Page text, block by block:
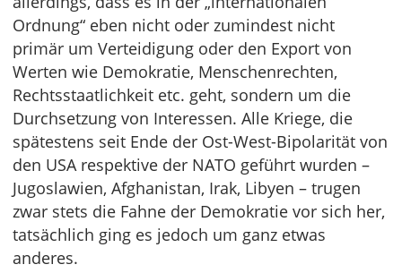
Ordnung“ eben nicht oder zumindest nicht
primär um Verteidigung oder den Export von
Werten wie Demokratie, Menschenrechten,
Rechtsstaatlichkeit etc. geht, sondern um die
Durchsetzung von Interessen. Alle Kriege, die
spätestens seit Ende der Ost-West-Bipolarität von
den USA respektive der NATO geführt wurden –
Jugoslawien, Afghanistan, Irak, Libyen – trugen
zwar stets die Fahne der Demokratie vor sich her,
tatsächlich ging es jedoch um ganz etwas
anderes.